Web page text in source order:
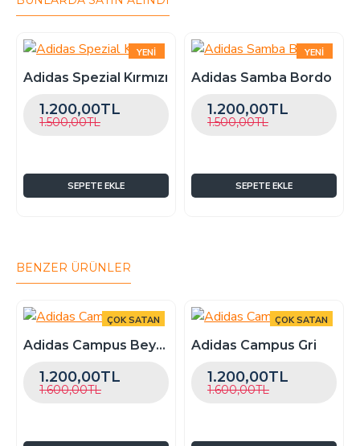
verirkenaçıklama kısmına 'kalıp istiyorum'
yazabilirsiniz, ekstra bir bedel alınmaz. Örnek:
Ayağınız 37.5 ise 38 numarayı seçip açıklama
kısmına kalıp istiyorum yazabilirsiniz.
YENI
ÇOK SATAN
Adidas Spezial Kırmızı
1.200,00TL
1.500,00TL
SEPETE EKLE
YENI
ÇOK SATAN
Adidas Samba Bordo
1.200,00TL
1.500,00TL
SEPETE EKLE
BENZER ÜRÜNLER
ÇOK SATAN
-25 %Adidas Campus Beyaz
1.200,00TL
1.600,00TL
ÇOK SATAN
-25 %
Adidas Campus Gri
1.200,00TL
1.600,00TL